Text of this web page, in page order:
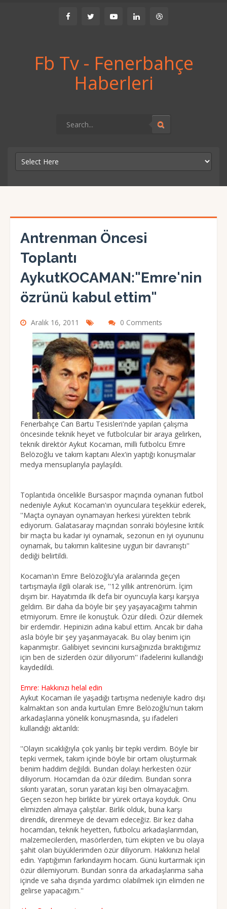
Fb Tv - Fenerbahçe
Haberleri
Antrenman Öncesi
Toplantı
AykutKOCAMAN:"Emre'nin
özrünü kabul ettim"
Aralık 16, 2011 0 Comments
Fenerbahçe Can Bartu Tesisleri'nde yapılan çalışma
öncesinde teknik heyet ve futbolcular bir araya gelirken,
teknik direktör Aykut Kocaman, milli futbolcu Emre
Belözoğlu ve takım kaptanı Alex'in yaptığı konuşmalar
medya mensuplarıyla paylaşıldı.
Toplantıda öncelikle Bursaspor maçında oynanan futbol
nedeniyle Aykut Kocaman'ın oyunculara teşekkür ederek,
''Maçta oynayan oynamayan herkesi yürekten tebrik
ediyorum. Galatasaray maçından sonraki böylesine kritik
bir maçta bu kadar iyi oynamak, sezonun en iyi oyununu
oynamak, bu takımın kalitesine uygun bir davranıştı''
dediği belirtildi.
Kocaman'ın Emre Belözoğlu'yla aralarında geçen
tartışmayla ilgili olarak ise, ''12 yıllık antrenörüm. İçim
dışım bir. Hayatımda ilk defa bir oyuncuyla karşı karşıya
geldim. Bir daha da böyle bir şey yaşayacağımı tahmin
etmiyorum. Emre ile konuştuk. Özür diledi. Özür dilemek
bir erdemdir. Hepinizin adına kabul ettim. Ancak bir daha
asla böyle bir şey yaşanmayacak. Bu olay benim için
kapanmıştır. Galibiyet sevincini kursağınızda bıraktığımız
için ben de sizlerden özür diliyorum'' ifadelerini kullandığı
kaydedildi.
Emre: Hakkınızı helal edin
Aykut Kocaman ile yaşadığı tartışma nedeniyle kadro dışı
kalmaktan son anda kurtulan Emre Belözoğlu'nun takım
arkadaşlarına yönelik konuşmasında, şu ifadeleri
kullandığı aktarıldı:
''Olayın sıcaklığıyla çok yanlış bir tepki verdim. Böyle bir
tepki vermek, takım içinde böyle bir ortam oluşturmak
benim haddim değildi. Bundan dolayı herkesten özür
diliyorum. Hocamdan da özür diledim. Bundan sonra
sıkıntı yaratan, sorun yaratan kişi ben olmayacağım.
Geçen sezon hep birlikte bir yürek ortaya koyduk. Onu
elimizden almaya çalıştılar. Birlik olduk, buna karşı
direndik, direnmeye de devam edeceğiz. Bir kez daha
hocamdan, teknik heyetten, futbolcu arkadaşlarımdan,
malzemecilerden, masörlerden, tüm ekipten ve bu olaya
şahit olan büyüklerimden özür diliyorum. Hakkınızı helal
edin. Yaptığımın farkındayım hocam. Günü kurtarmak için
özür dilemiyorum. Bundan sonra da arkadaşlarıma saha
içinde ve saha dışında yardımcı olabilmek için elimden ne
gelirse yapacağım.''